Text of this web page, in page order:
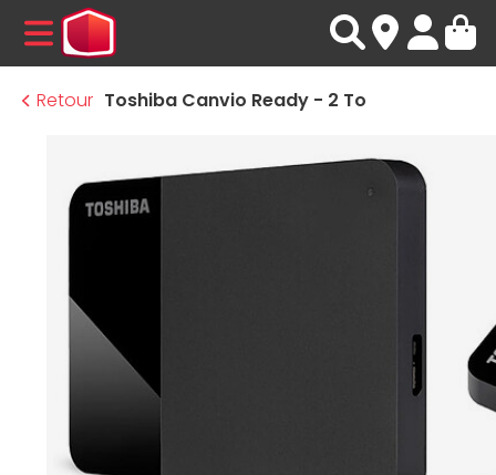
MENU
Retour Toshiba Canvio Ready - 2 To